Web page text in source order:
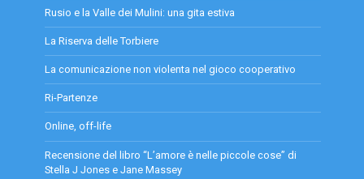
Rusio e la Valle dei Mulini: una gita estiva
La Riserva delle Torbiere
La comunicazione non violenta nel gioco cooperativo
Ri-Partenze
Online, off-life
Recensione del libro “L’amore è nelle piccole cose” di
Stella J Jones e Jane Massey